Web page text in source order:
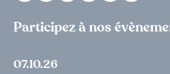
Participez à nos
07.10.26